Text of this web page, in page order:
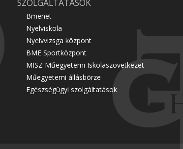
SZOLGÁLTATÁSOK
Bmenet
Nyelviskola
Nyelvvizsga központ
BME Sportközpont
MISZ Műegyetemi Iskolaszövetkezet
Műegyetemi állásbörze
Egészségügyi szolgáltatások